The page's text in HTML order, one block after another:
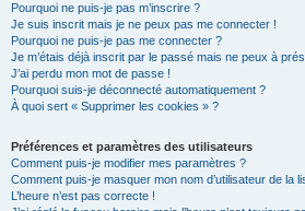
Pourquoi ne puis-je pas m’inscrire ?
Je suis inscrit mais je ne peux pas me connecter !
Pourquoi ne puis-je pas me connecter ?
Je m’étais déjà inscrit par le passé mais ne peux à
J’ai perdu mon mot de passe !
Pourquoi suis-je déconnecté automatiquement ?
À quoi sert « Supprimer les cookies » ?
Préférences et paramètres des utilisateurs
Comment puis-je modifier mes paramètres ?
Comment puis-je masquer mon nom d’utilisateur de la
L’heure n’est pas correcte !